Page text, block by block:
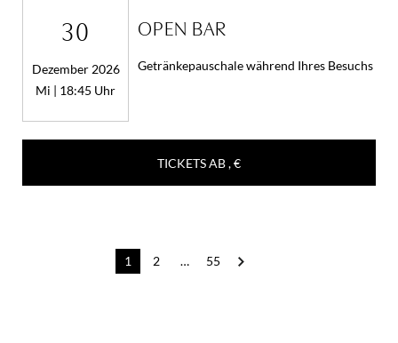
30
Dezember 2026
Mi | 18:45 Uhr
OPEN BAR
Getränkepauschale während Ihres Besuchs
TICKETS AB, €
1 2 … 55